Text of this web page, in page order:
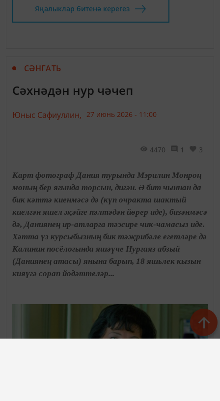
Яңалыклар битенә керегез
СӘНГАТЬ
Сәхнәдән нур чәчеп
Юныс Сафиуллин, 27 июнь 2026 - 11:00
4470 1 3
Карт фотограф Дания турында Мэрилин Монроң
моның бер ягында торсын, дигән. Ә бит чыннан да
бик кәттә киенмәсә дә (күп очракта шактый
киелгән яшел җәйге пәлтәдән йөрер иде), бизәнмәсә
дә, Даниянең ир-атларга тәэсире чик-чамасыз иде.
Хәтта үз курсыбызның бик тәҗрибәле егетләре дә
Калинин посёлогында яшәүче Нургаяз абзый
(Даниянең атасы) янына барып, 18 яшьлек кызын
кияүгә сорап йөдәттеләр...